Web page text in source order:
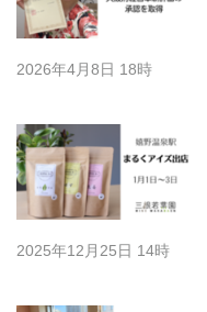
2026年4月8日 18時
2025年12月25日 14時